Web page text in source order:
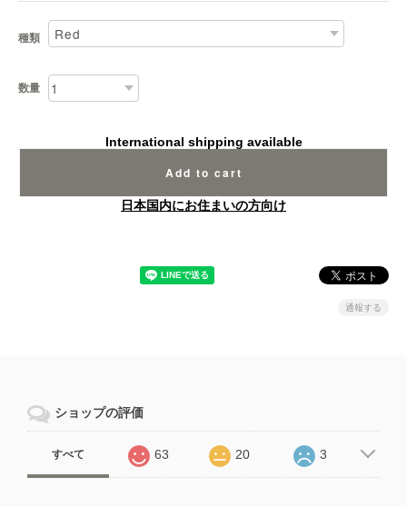
種類
数量
International shipping available
Add to cart
日本国内にお住まいの方向け
通報する
ショップの評価
すべて 63 20 3